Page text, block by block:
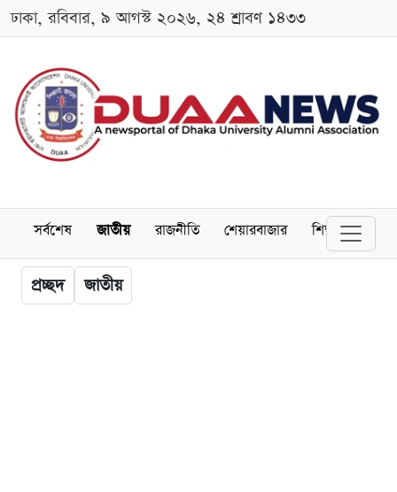
ঢাকা, রবিবার, ৯ আগস্ট ২০২৬, ২৪ শ্রাবণ ১৪৩৩
সর্বশেষ জাতীয় রাজনীতি শেয়ারবাজার শিক্ষা
প্রচ্ছদ জাতীয়